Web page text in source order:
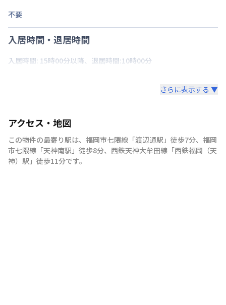
不要
入居時間・退居時間
入居時間: 15時00分以降、退居時間:10時00分
さらに表示する ▼
アクセス・地図
この物件の最寄り駅は、 福岡市七隈線 「渡辺通駅 」 徒歩7分、 福岡
市七隈線 「天神南駅 」 徒歩8分、 西鉄天神大牟田線 「西鉄福岡（天
神）駅 」 徒歩11分です。